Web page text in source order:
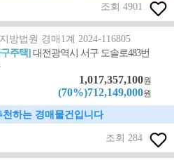
조회 4901
방법원 경매1계 2024-116805
주택]대전광역시 서구 도솔로483번
1,017,357,100원
(70%)712,149,000원
하는 경매물건입니다
조회 284